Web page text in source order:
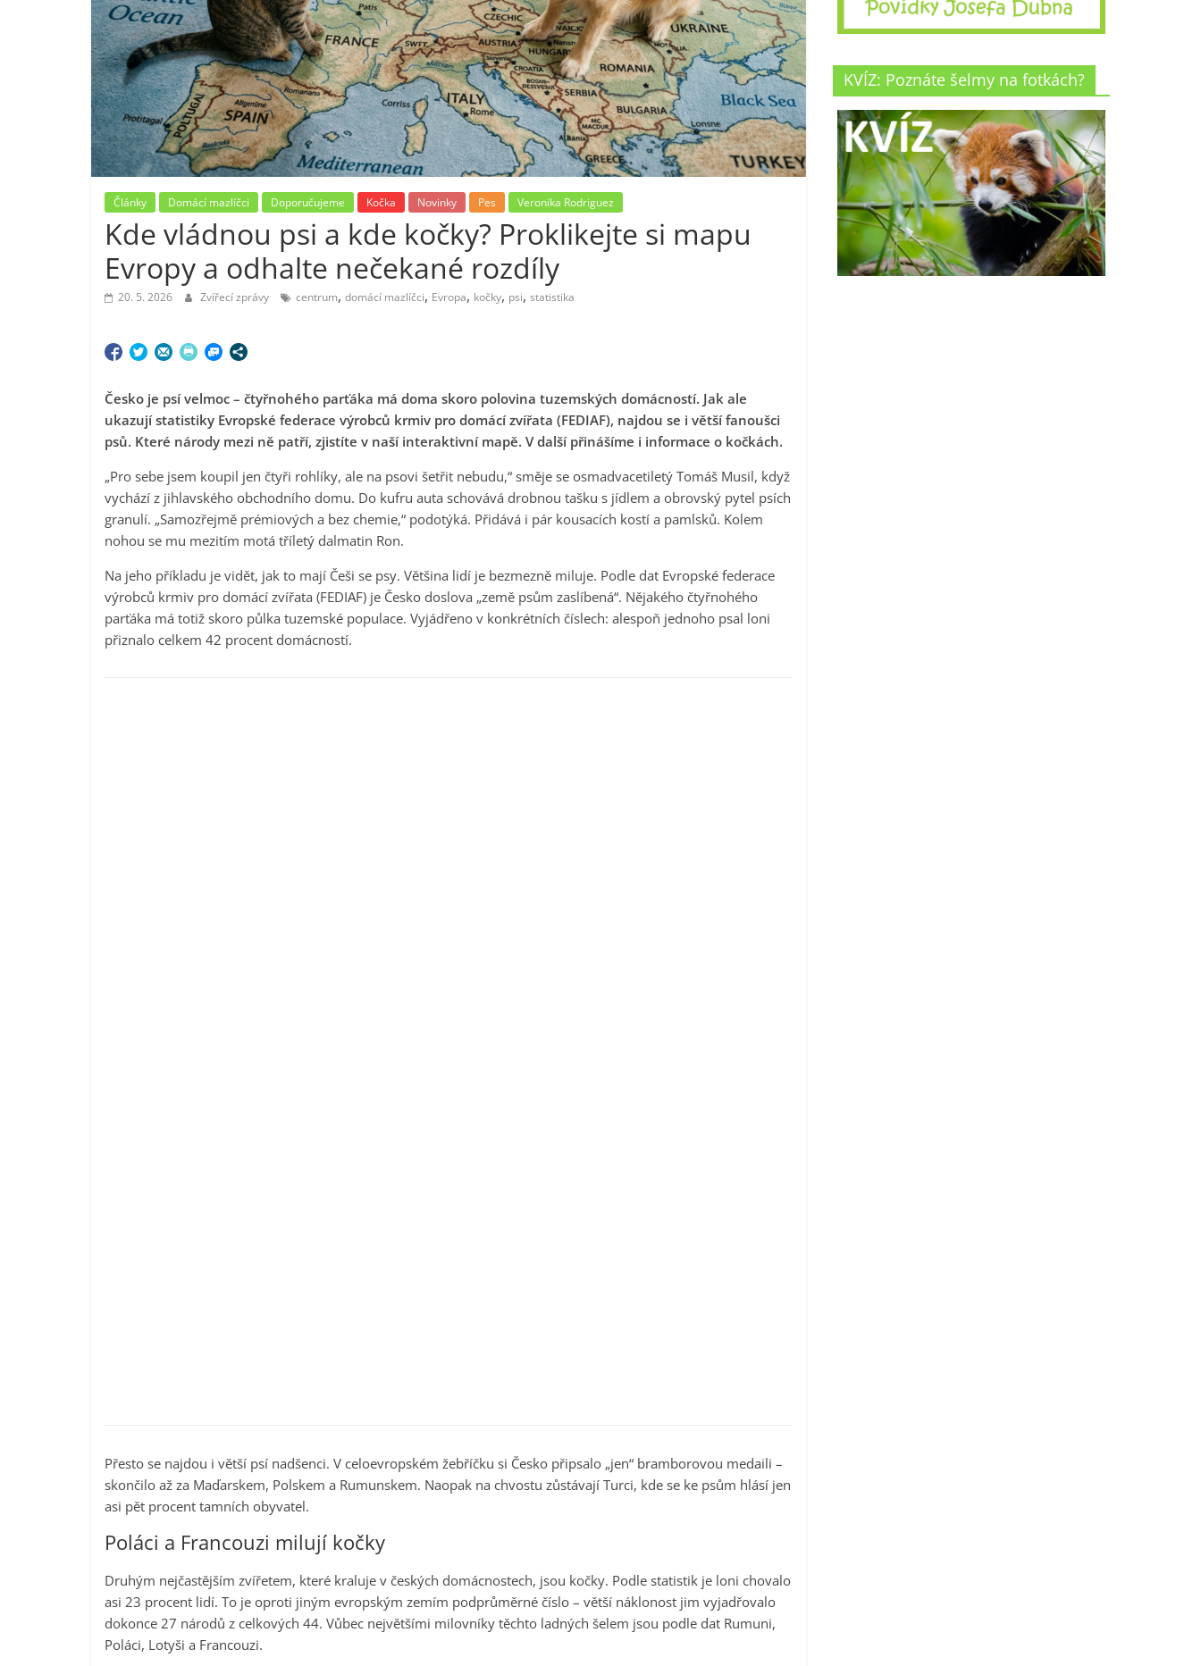
Články Domácí mazlíčci Doporučujeme Kočka Novinky Pes Veronika Rodriguez
Kde vládnou psi a kde kočky? Proklikejte si mapu
Evropy a odhalte nečekané rozdíly
20. 5. 2026 Zvířecí zprávy centrum, domácí mazlíčci, Evropa, kočky, psi, statistika
Česko je psí velmoc – čtyřnohého parťáka má doma skoro polovina tuzemských domácností. Jak ale
ukazují statistiky Evropské federace výrobců krmiv pro domácí zvířata (FEDIAF), najdou se i větší fanoušci
psů. Které národy mezi ně patří, zjistíte v naší interaktivní mapě. V další přinášíme i informace o kočkách.
„Pro sebe jsem koupil jen čtyři rohlíky, ale na psovi šetřit nebudu,“ směje se osmadvacetiletý Tomáš Musil, když
vychází z jihlavského obchodního domu. Do kufru auta schovává drobnou tašku s jídlem a obrovský pytel psích
granulí. „Samozřejmě prémiových a bez chemie,“ podotýká. Přidává i pár kousacích kostí a pamlsků. Kolem
nohou se mu mezitím motá tříletý dalmatin Ron.
Na jeho příkladu je vidět, jak to mají Češi se psy. Většina lidí je bezmezně miluje. Podle dat Evropské federace
výrobců krmiv pro domácí zvířata (FEDIAF) je Česko doslova „země psům zaslíbená“. Nějakého čtyřnohého
parťáka má totiž skoro půlka tuzemské populace. Vyjádřeno v konkrétních číslech: alespoň jednoho psal loni
přiznalo celkem 42 procent domácností.
Přesto se najdou i větší psí nadšenci. V celoevropském žebříčku si Česko připsalo „jen“ bramborovou medaili –
skončilo až za Maďarskem, Polskem a Rumunskem. Naopak na chvostu zůstávají Turci, kde se ke psům hlásí jen
asi pět procent tamních obyvatel.
Poláci a Francouzi milují kočky
Druhým nejčastějším zvířetem, které kraluje v českých domácnostech, jsou kočky. Podle statistik je loni chovalo
asi 23 procent lidí. To je oproti jiným evropským zemím podprůměrné číslo – větší náklonost jim vyjadřovalo
dokonce 27 národů z celkových 44. Vůbec největšími milovníky těchto ladných šelem jsou podle dat Rumuni,
Poláci, Lotyši a Francouzi.
KVÍZ: Poznáte šelmy na fotkách?